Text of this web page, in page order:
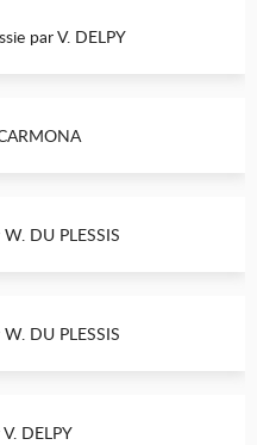
par V. DELPY
DU PLESSIS
DU PLESSIS
DELPY